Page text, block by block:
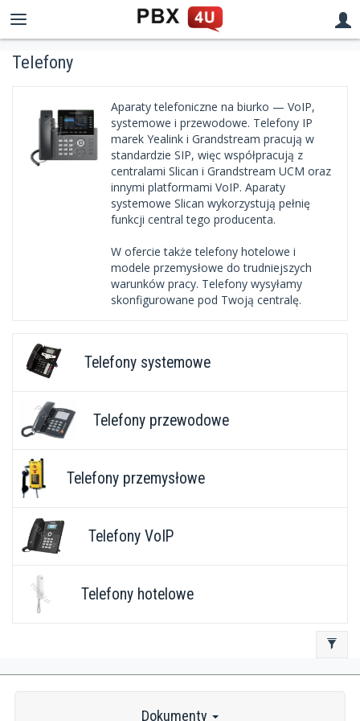
Telefony
Aparaty telefoniczne na biurko — VoIP,
systemowe i przewodowe. Telefony IP
marek Yealink i Grandstream pracują w
standardzie SIP, więc współpracują z
centralami Slican i Grandstream UCM oraz
innymi platformami VoIP. Aparaty
systemowe Slican wykorzystują pełnię
funkcji central tego producenta.
W ofercie także telefony hotelowe i
modele przemysłowe do trudniejszych
warunków pracy. Telefony wysyłamy
skonfigurowane pod Twoją centralę.
Telefony systemowe
Telefony przewodowe
Telefony przemysłowe
Telefony VoIP
Telefony hotelowe
Dokumenty